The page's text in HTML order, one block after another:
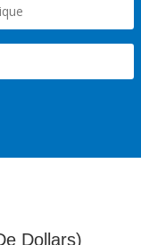
Dollars)